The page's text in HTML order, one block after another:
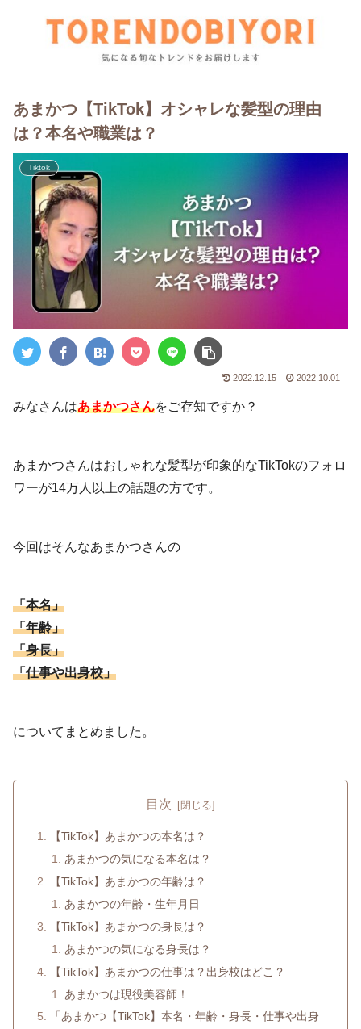
あまかつ【TikTok】オシャレな髪型の理由
は？本名や職業は？
Tiktok
2022.12.15 2022.10.01
みなさんはあまかつさんをご存知ですか？
あまかつさんはおしゃれな髪型が印象的なTikTokのフォロ
ワーが14万人以上の話題の方です。
今回はそんなあまかつさんの
「本名」
「年齢」
「身長」
「仕事や出身校」
についてまとめました。
目次
【TikTok】あまかつの本名は？
あまかつの気になる本名は？
【TikTok】あまかつの年齢は？
あまかつの年齢・生年月日
【TikTok】あまかつの身長は？
あまかつの気になる身長は？
【TikTok】あまかつの仕事は？出身校はどこ？
あまかつは現役美容師！
「あまかつ【TikTok】本名・年齢・身長・仕事や出身